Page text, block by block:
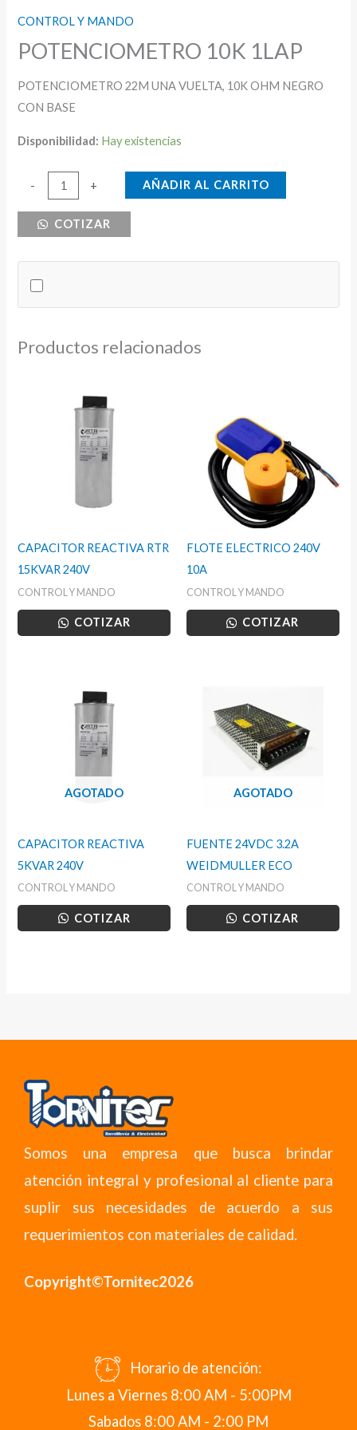
CONTROL Y MANDO
POTENCIOMETRO 10K 1LAP
POTENCIOMETRO 22M UNA VUELTA, 10K OHM NEGRO
CON BASE
Disponibilidad: Hay existencias
-
POTENCIOMETRO
1LAP
+ AÑADIR AL CARRITO
COTIZAR
Productos relacionados
CAPACITOR REACTIVA RTR
15KVAR 240V
CONTROL Y MANDO
COTIZAR
FLOTE ELECTRICO 240V
10A
CONTROL Y MANDO
COTIZAR
AGOTADO
CAPACITOR REACTIVA
5KVAR 240V
CONTROL Y MANDO
COTIZAR
AGOTADO
FUENTE 24VDC 3.2A
WEIDMULLER ECO
CONTROL Y MANDO
COTIZAR
Somos una empresa que busca brindar
atención integral y profesional al cliente para
suplir sus necesidades de acuerdo a sus
requerimientos con materiales de calidad.
Copyright©Tornitec2026
Horario de atención:
Lunes a Viernes 8:00 AM - 5:00PM
Sabados 8:00 AM - 2:00 PM